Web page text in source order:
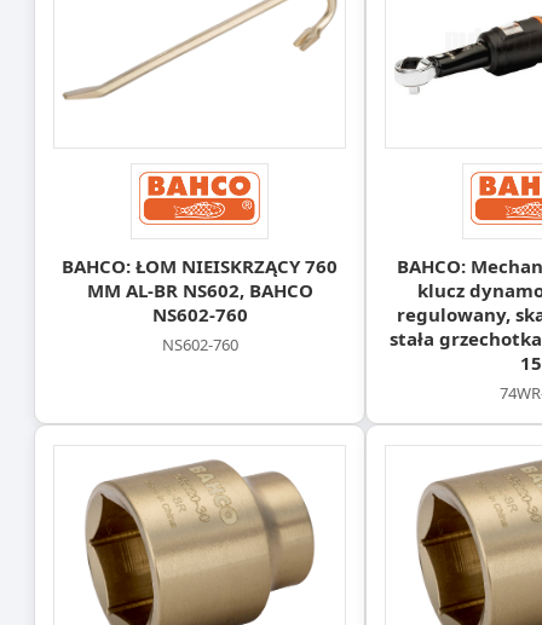
BAHCO: ŁOM NIEISKRZĄCY 760
MM AL-BR NS602, BAHCO
NS602‑760
NS602‑760
BAHCO:
klucz
regulowany,
stała
15